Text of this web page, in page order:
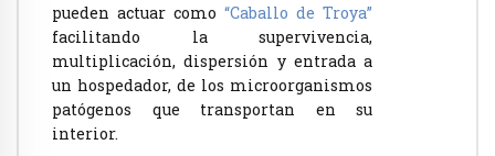
pueden actuar como “Caballo de Troya”
facilitando la supervivencia,
multiplicación, dispersión y entrada a
un hospedador, de los microorganismos
patógenos que transportan en su
interior.